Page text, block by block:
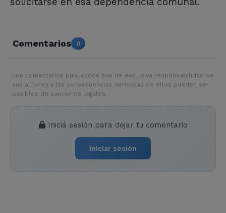
Comentarios 0
Los comentarios publicados son de exclusiva responsabilidad de
sus autores y las consecuencias derivadas de ellos pueden ser
pasibles de sanciones legales.
Iniciá sesión para dejar tu comentario
Iniciar sesión